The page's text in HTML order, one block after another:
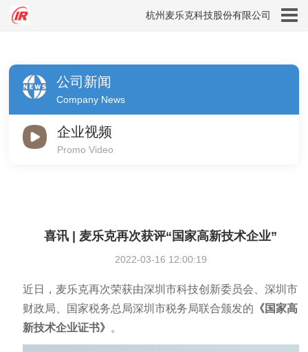
杭州麦乐克科技股份有限公司
公司新闻
Company News
企业视频
Promo Video
喜讯 | 麦乐克再次获评“国家高新技术企业”
2022-03-16 12:00:19
近日，麦乐克再次荣获由深圳市科技创新委员会、深圳市
财政局、国家税务总局深圳市税务局联合颁发的 《国家高
新技术企业证书》 。